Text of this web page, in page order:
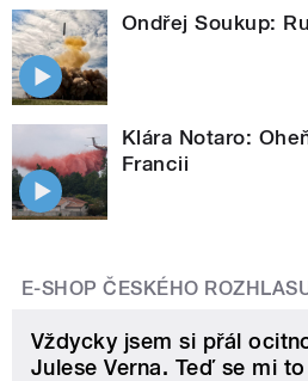
Ondřej Soukup:
Klára Notaro:
Francii
E-SHOP ČESKÉHO
Vždycky jsem si přál
Julese Verna. Teď se mi